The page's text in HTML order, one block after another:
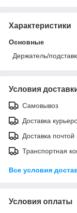
Характеристики
Основные
Держатель/
Условия
Самовывоз
Доставка
Доставка почтой
Транспортная
Все условия
Условия оплаты